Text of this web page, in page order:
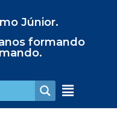
Júnior.
formando